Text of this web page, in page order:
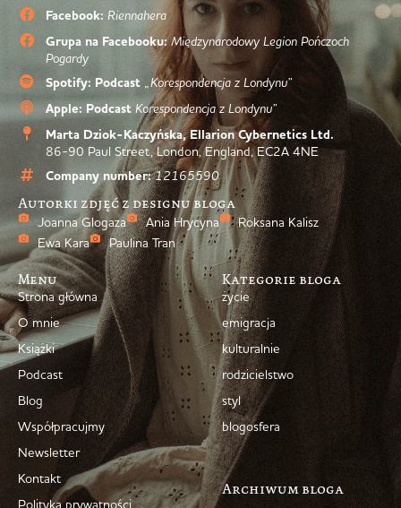
Facebook: Riennahera
Grupa na Facebooku: Międzynarodowy Legion Pończoch
Pogardy
Spotify: Podcast „Korespondencja z Londynu”
Apple: Podcast Korespondencja z Londynu”
Marta Dziok-Kaczyńska, Ellarion Cybernetics Ltd.
86-90 Paul Street, London, England, EC2A 4NE
Company number: 12165590
Autorki zdjęć z designu bloga
Joanna Glogaza Ania Hrycyna
Roksana Kalisz
Ewa Kara
Paulina Tran
Menu
Strona główna
O mnie
Książki
Podcast
Blog
Współpracujmy
Newsletter
Kontakt
Polityka prywatności
Kategorie bloga
życie
emigracja
kulturalnie
rodzicielstwo
styl
blogosfera
Archiwum bloga